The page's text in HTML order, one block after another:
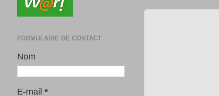
FORMULAIRE DE CONTACT
Nom
E-mail *